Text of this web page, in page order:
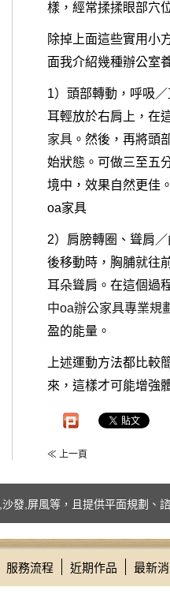
樣，經常揉揉眼部穴
除掉上面這些實用小
面我介紹幾種辦公室
1）頭部轉動，呼吸
耳輕放於右肩上，在
家具 。然後，再將頭
始狀態。可做三至五
境中，效果自然更佳
oa家具
2）肩膀轉圈、聳肩
後移動時，胸脯就往
耳朵聳肩。在這個過
中oa辦公家具專業規
盈的能量。
上述運動方法都比
來，這樣才可能增強
≪ 上一頁
風等，且提供平面規劃、諮
服務流程 近期作品 最新